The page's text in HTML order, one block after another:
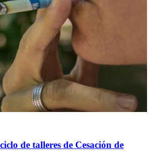
de talleres de Cesación de